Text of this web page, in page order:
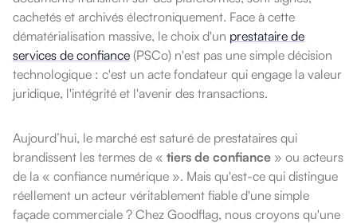
cachetés et archivés électroniquement. Face à cette
dématérialisation massive, le choix d'un prestataire de
services de confiance (PSCo) n'est pas une simple décision
technologique : c'est un acte fondateur qui engage la valeur
juridique, l'intégrité et l'avenir des transactions.
Aujourd’hui, le marché est saturé de prestataires qui
brandissent les termes de « tiers de confiance » ou acteurs
de la « confiance numérique ». Mais qu'est-ce qui distingue
réellement un acteur véritablement fiable d'une simple
façade commerciale ? Chez Goodflag, nous croyons qu'une